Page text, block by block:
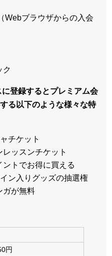
Webブラウザからの入会
ク
登録するとプレミアム会
る以下のような様々な特
チケット
ッスンチケット
トでお得に買える
ン入りグッズの抽選権
ガが無料
円